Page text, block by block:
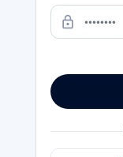
lock_outline